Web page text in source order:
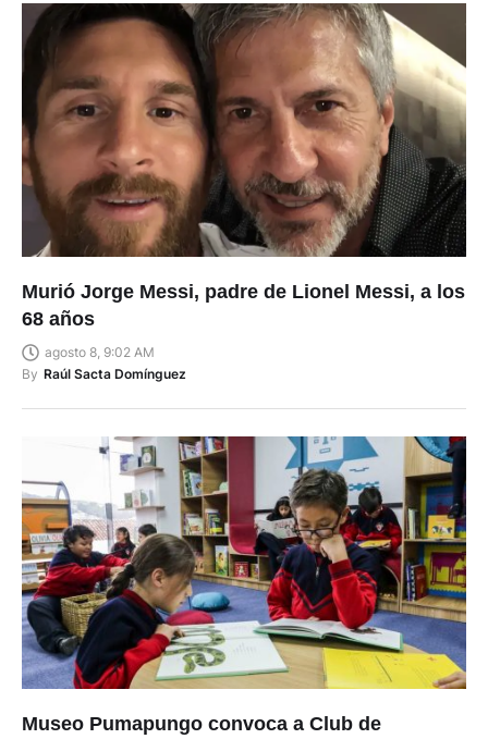
Murió Jorge Messi, padre de Lionel Messi, a los
68 años
agosto 8, 9:02 AM
By Raúl Sacta Domínguez
Museo Pumapungo convoca a Club de